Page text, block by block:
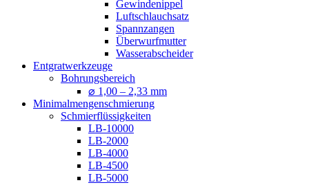
Gewindenippel
Luftschlauchsatz
Spannzangen
Überwurfmutter
Wasserabscheider
Entgratwerkzeuge
Bohrungsbereich
⌀ 1,00 – 2,33 mm
Minimalmengenschmierung
Schmierflüssigkeiten
LB-10000
LB-2000
LB-4000
LB-4500
LB-5000